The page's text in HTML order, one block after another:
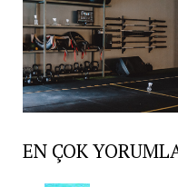
EN ÇOK